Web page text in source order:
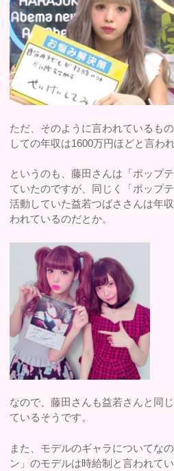
ただ、そのように言われているも
しての年収は1600万円ほどと言わ
というのも、藤田さんは「ポップ
ていたのですが、同じく「ポップ
活動していた益若つばささんは年
われているのだとか。
なので、藤田さんも益若さんと同
ているそうです。
また、モデルのギャラについてな
ン」のモデルは時給制と言われて